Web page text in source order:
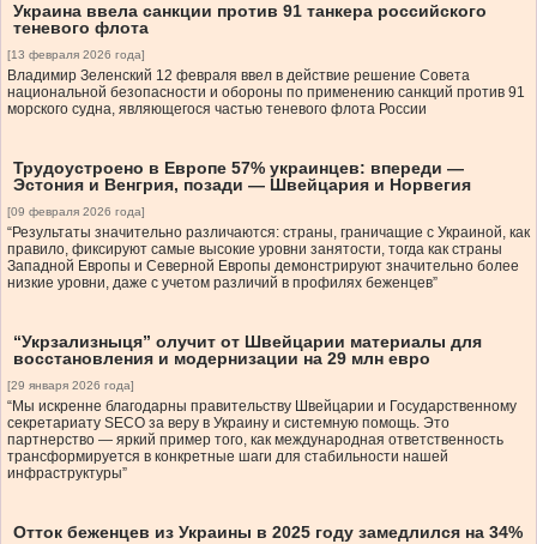
Украина ввела санкции против 91 танкера российского
теневого флота
[13 февраля 2026 года]
Владимир Зеленский 12 февраля ввел в действие решение Совета
национальной безопасности и обороны по применению санкций против 91
морского судна, являющегося частью теневого флота России
Трудоустроено в Европе 57% украинцев: впереди —
Эстония и Венгрия, позади — Швейцария и Норвегия
[09 февраля 2026 года]
“Результаты значительно различаются: страны, граничащие с Украиной, как
правило, фиксируют самые высокие уровни занятости, тогда как страны
Западной Европы и Северной Европы демонстрируют значительно более
низкие уровни, даже с учетом различий в профилях беженцев”
“Укрзализныця” олучит от Швейцарии материалы для
восстановления и модернизации на 29 млн евро
[29 января 2026 года]
“Мы искренне благодарны правительству Швейцарии и Государственному
секретариату SECO за веру в Украину и системную помощь. Это
партнерство — яркий пример того, как международная ответственность
трансформируется в конкретные шаги для стабильности нашей
инфраструктуры”
Отток беженцев из Украины в 2025 году замедлился на 34%